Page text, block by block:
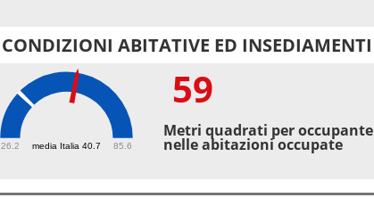
CONDIZIONI ABITATIVE ED INSEDIAMENTI
media Italia 40.7
26.2 85.6
59
Metri quadrati per occupante
nelle abitazioni occupate